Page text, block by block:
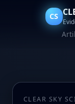
CS
CLEAR SKY